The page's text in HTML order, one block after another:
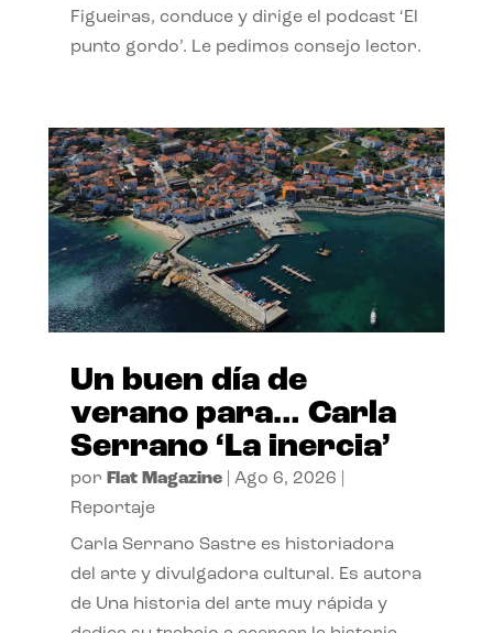
Figueiras, conduce y dirige el podcast ‘El
punto gordo’. Le pedimos consejo lector.
Un buen día de
verano para… Carla
Serrano ‘La inercia’
por Flat Magazine| Ago 6, 2026
Reportaje
Carla Serrano Sastre es historiadora
del arte y divulgadora cultural. Es autora
de Una historia del arte muy rápida y